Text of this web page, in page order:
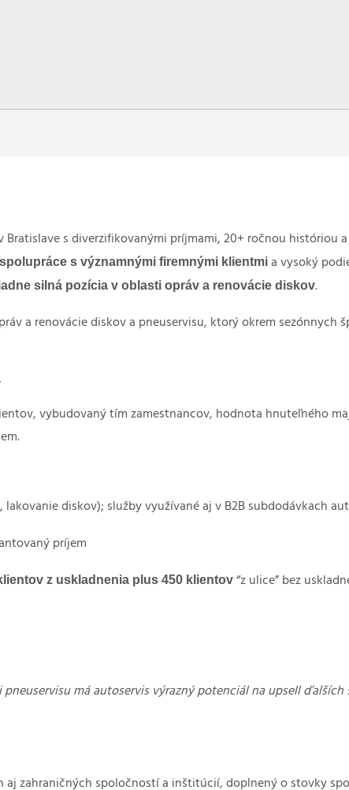
Bratislave s diverzifikovanými príjmami, 20+ ročnou históriou
s významnými firemnými klientmi a vysoký
silná pozícia v oblasti opráv a renovácie diskov.
a renovácie diskov a pneuservisu, ktorý okrem sezónnych
vybudovaný tím zamestnancov, hodnota hnuteľného
diskov); služby využívané aj v B2B subdodávkach
príjem
z uskladnenia plus 450 klientov “z ulice” bez
má autoservis výrazný potenciál na upsell ďalších
aj zahraničných spoločností a inštitúcií, doplnený o stovky